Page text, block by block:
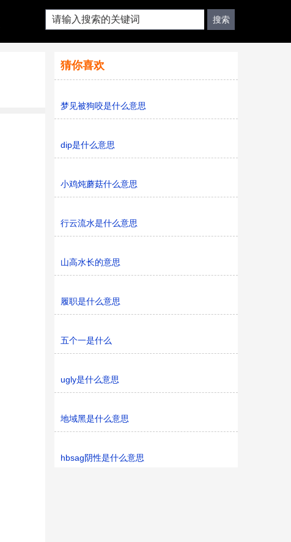
猜你喜欢
梦见被狗咬是什么意思
dip是什么意思
小鸡炖蘑菇什么意思
行云流水是什么意思
山高水长的意思
履职是什么意思
五个一是什么
ugly是什么意思
地域黑是什么意思
hbsag阴性是什么意思